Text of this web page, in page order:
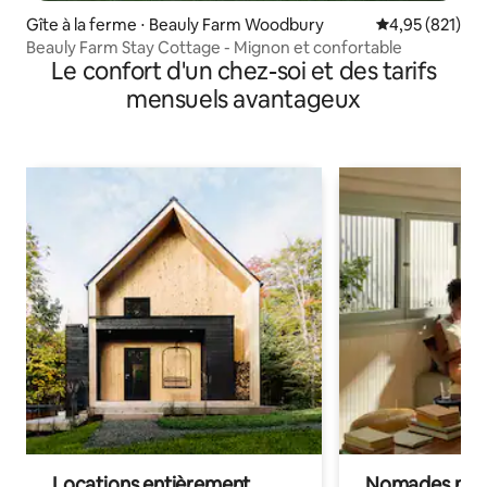
Gîte à la ferme ⋅ Beauly Farm Woodbury Évaluation
4,95 (821)
Beauly Farm Stay Cottage - Mignon et confortable
Le confort d'un chez-soi et des tarifs
mensuels avantageux